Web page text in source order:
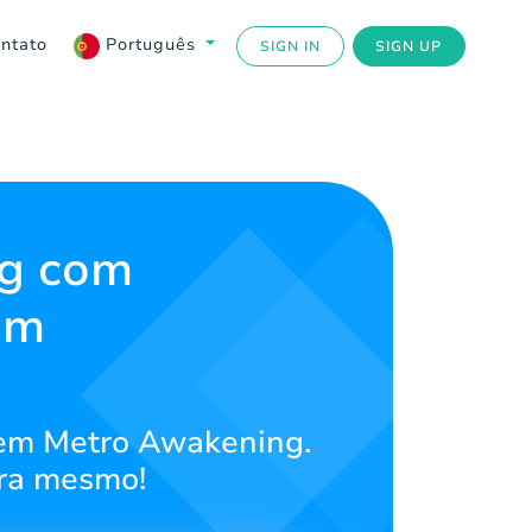
Português SIGN IN SIGN UP
com
Metro Awakening.
mesmo!